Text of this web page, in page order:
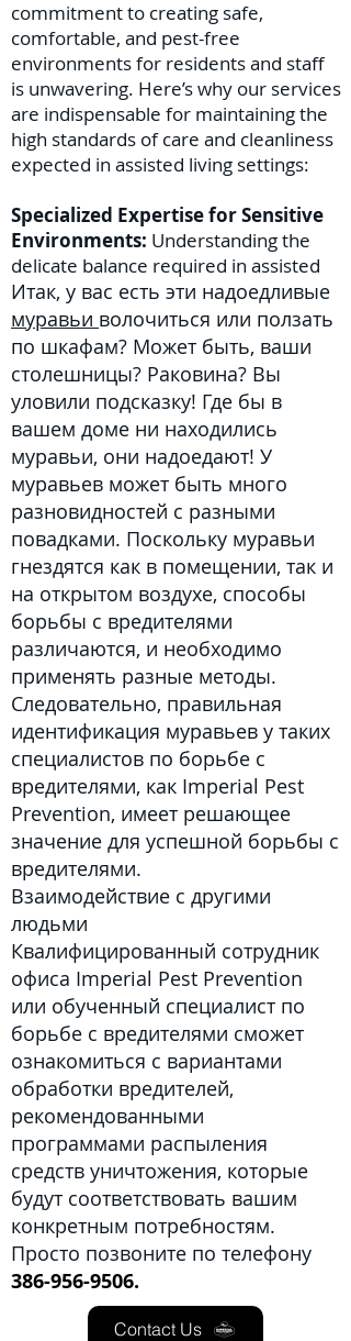
commitment to creating safe,
comfortable, and pest-free
environments for residents and staff
is unwavering. Here’s why our services
are indispensable for maintaining the
high standards of care and cleanliness
expected in assisted living settings:
Specialized Expertise for Sensitive
Environments: Understanding the
delicate balance required in assisted
Итак, у вас есть эти надоедливые
муравьи волочиться или ползать
по шкафам? Может быть, ваши
столешницы? Раковина? Вы
уловили подсказку! Где бы в
вашем доме ни находились
муравьи, они надоедают! У
муравьев может быть много
разновидностей с разными
повадками. Поскольку муравьи
гнездятся как в помещении, так и
на открытом воздухе, способы
борьбы с вредителями
различаются, и необходимо
применять разные методы.
Следовательно, правильная
идентификация муравьев у таких
специалистов по борьбе с
вредителями, как Imperial Pest
Prevention, имеет решающее
значение для успешной борьбы с
вредителями.
Взаимодействие с другими
людьми
Квалифицированный сотрудник
офиса Imperial Pest Prevention
или обученный специалист по
борьбе с вредителями сможет
ознакомиться с вариантами
обработки вредителей,
рекомендованными
программами распыления
средств уничтожения, которые
будут соответствовать вашим
конкретным потребностям.
Просто позвоните по телефону
386-956-9506.
Contact Us